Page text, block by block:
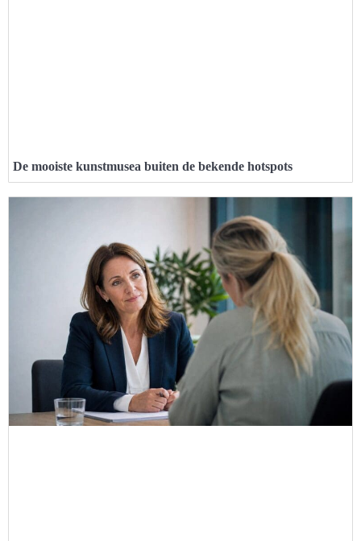
De mooiste kunstmusea buiten de bekende hotspots